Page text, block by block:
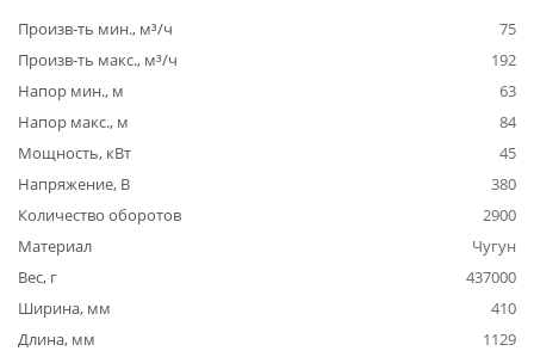
Произв-ть мин., м³/ч
75
Произв-ть макс., м³/ч
192
Напор мин., м
63
Напор макс., м
84
Мощность, кВт
45
Напряжение, В
380
Количество оборотов
2900
Материал
Чугун
Вес, г
437000
Ширина, мм
410
Длина, мм
1129